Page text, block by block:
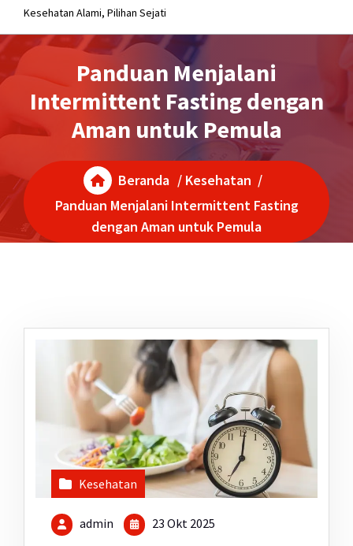
Kesehatan Alami, Pilihan Sejati
Panduan Menjalani
Intermittent Fasting dengan
Aman untuk Pemula
Beranda / Kesehatan /
Panduan Menjalani Intermittent Fasting
dengan Aman untuk Pemula
Kesehatan
admin 23 Okt 2025